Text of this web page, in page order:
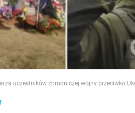
uczestników zbrodniczej wojny przeciwko